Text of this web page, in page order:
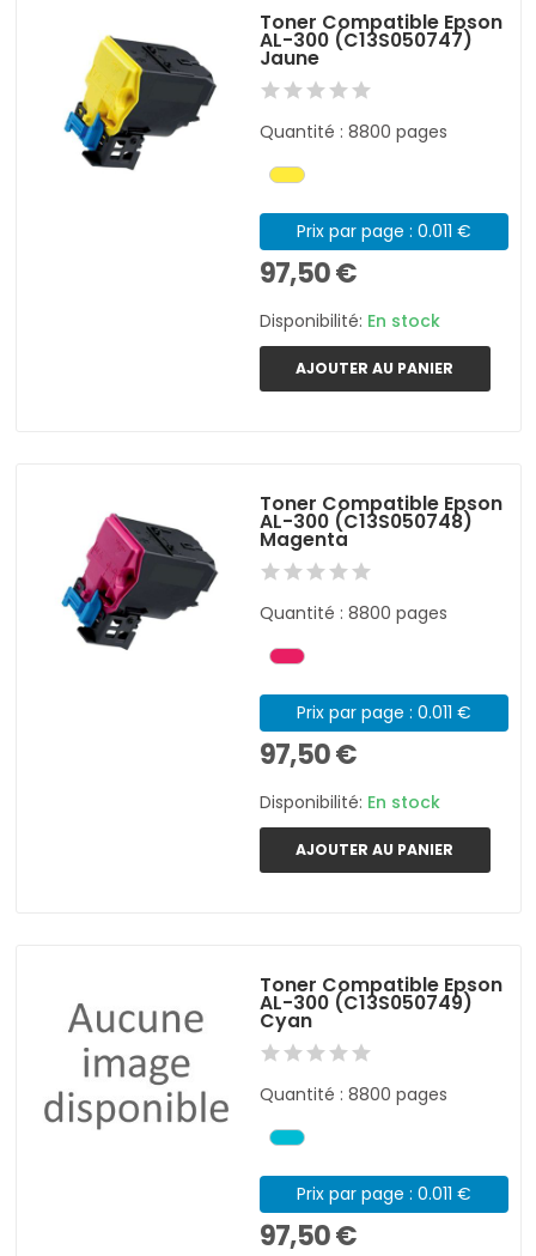
Toner Compatible Epson
AL-300 (C13S050747)
Jaune
Quantité : 8800 pages
Prix par page : 0.011 €
97,50 €
Disponibilité: En stock
AJOUTER AU PANIER
Toner Compatible Epson
AL-300 (C13S050748)
Magenta
Quantité : 8800 pages
Prix par page : 0.011 €
97,50 €
Disponibilité: En stock
AJOUTER AU PANIER
Toner Compatible Epson
AL-300 (C13S050749)
Cyan
Quantité : 8800 pages
Prix par page : 0.011 €
97,50 €